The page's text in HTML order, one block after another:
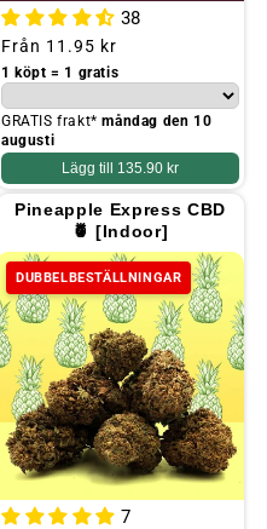
38
Ordinarie
pris
Från 11.95 kr
1 köpt = 1 gratis
GRATIS frakt*måndag den 10
augusti
Lägg till 135.90 kr
Pineapple Express CBD
🍍 [Indoor]
DUBBELBESTÄLLNINGAR
7